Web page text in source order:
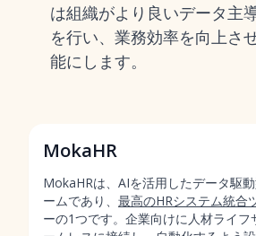
は組織がより良いデータ主
を行い、業務効率を向上さ
能にします。
MokaHR
MokaHRは、AIを活用したデータ駆
ームであり、 最高のHRシステム統合
ーの1つです。企業向けに人材ライフ